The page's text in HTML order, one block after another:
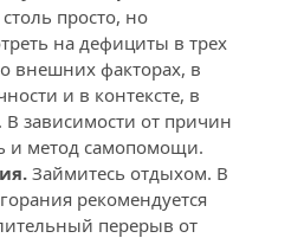
просто, но
на дефициты в трех
внешних факторах, в
и в контексте, в
зависимости от причин
и метод самопомощи.
Займитесь отдыхом. В
рекомендуется
перерыв от